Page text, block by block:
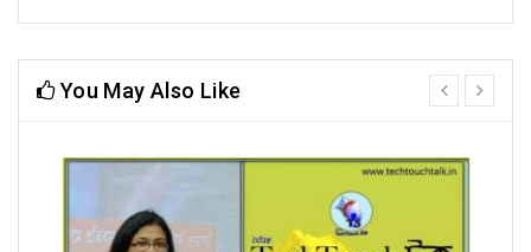
You May Also Like
prev